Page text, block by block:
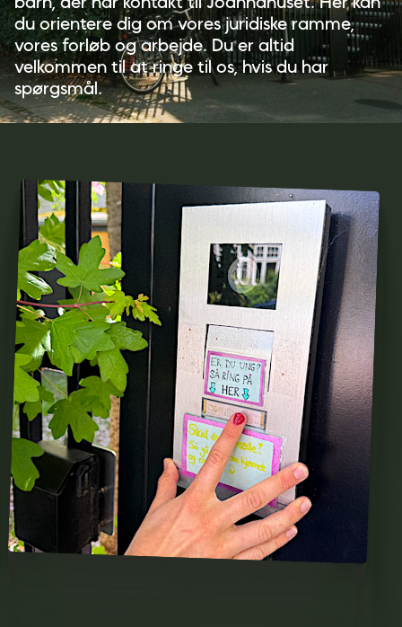
du orientere dig om vores juridiske ramme,
vores forløb og arbejde. Du er altid
velkommen til at ringe til os, hvis du har
spørgsmål.